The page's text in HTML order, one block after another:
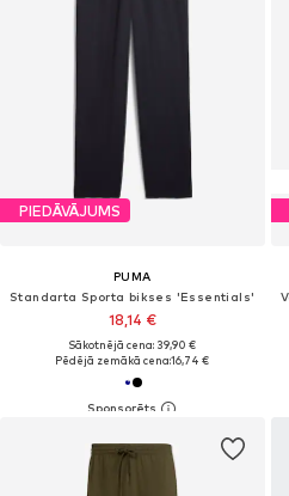
PIEDĀVĀJUMS
PUMA
Standarta Sporta bikses 'Essentials'
18,14 €
Sākotnējā cena: 39,90 €
Pēdējā zemākā cena:16,74 €